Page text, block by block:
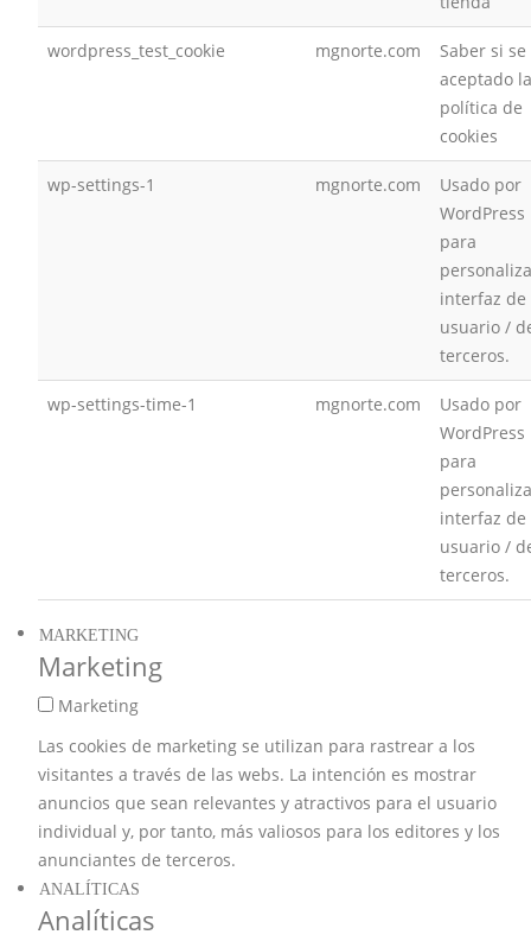
wordpress_test_cookie mgnorte.com
Saber si
aceptado la
política de
cookies
wp-settings-1 mgnorte.com
Usado por
WordPress
para
interfaz de
usuario /
terceros.
wp-settings-time-1 mgnorte.com
Usado por
WordPress
para
interfaz de
usuario /
terceros.
MARKETING
Marketing
Marketing
Las cookies de marketing se utilizan para rastrear a los
visitantes a través de las webs. La intención es mostrar
anuncios que sean relevantes y atractivos para el usuario
individual y, por tanto, más valiosos para los editores y los
anunciantes de terceros.
ANALÍTICAS
Analíticas